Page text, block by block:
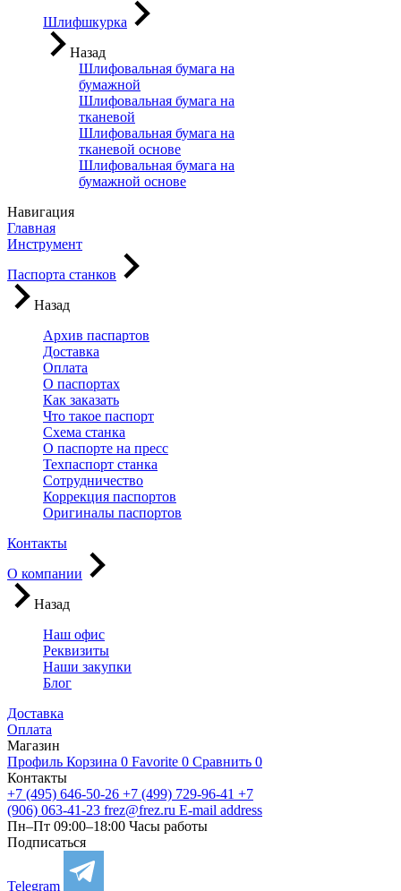
Шлифшкурка
Назад
Шлифовальная бумага на
бумажной
Шлифовальная бумага на
тканевой
Шлифовальная бумага на
тканевой основе
Шлифовальная бумага на
бумажной основе
Навигация
Главная
Инструмент
Паспорта станков
Назад
Архив паспартов
Доставка
Оплата
О паспортах
Как заказать
Что такое паспорт
Схема станка
О паспорте на пресс
Техпаспорт станка
Сотрудничество
Коррекция паспортов
Оригиналы паспортов
Контакты
О компании
Назад
Наш офис
Реквизиты
Наши закупки
Блог
Доставка
Оплата
Магазин
Профиль Корзина 0 Favorite 0 Сравнить 0
Контакты
+7 (495) 646-50-26 +7 (499) 729-96-41 +7
(906) 063-41-23 frez@frez.ru E-mail address
Пн–Пт 09:00–18:00 Часы работы
Подписаться
Telegram